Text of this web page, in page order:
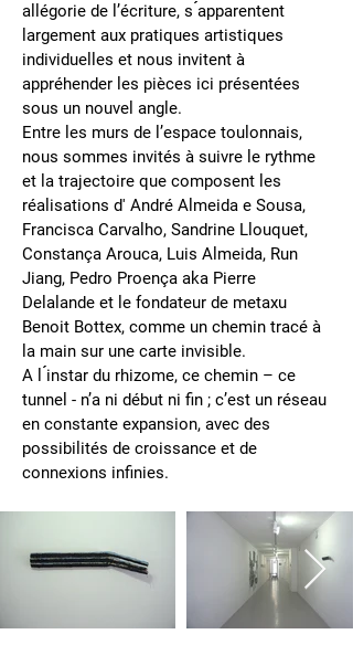
allégorie de l’écriture, s ́apparentent
largement aux pratiques artistiques
individuelles et nous invitent à
appréhender les pièces ici présentées
sous un nouvel angle.
Entre les murs de l’espace toulonnais,
nous sommes invités à suivre le rythme
et la trajectoire que composent les
réalisations d' André Almeida e Sousa,
Francisca Carvalho, Sandrine Llouquet,
Constança Arouca, Luis Almeida, Run
Jiang, Pedro Proença aka Pierre
Delalande et le fondateur de metaxu
Benoit Bottex, comme un chemin tracé à
la main sur une carte invisible.
A l ́instar du rhizome, ce chemin – ce
tunnel - n’a ni début ni fin ; c’est un réseau
en constante expansion, avec des
possibilités de croissance et de
connexions infinies.